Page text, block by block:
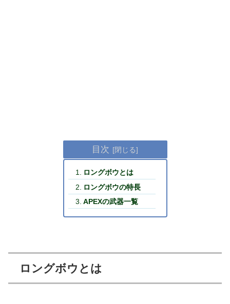
目次
ロングボウとは
ロングボウの特長
APEXの武器一覧
ロングボウとは